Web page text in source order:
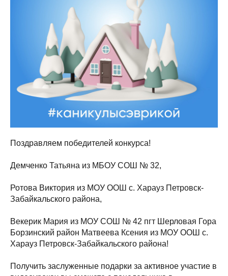
Поздравляем победителей конкурса!
Демченко Татьяна из МБОУ СОШ № 32,
Ротова Виктория из МОУ ООШ с. Харауз Петровск-
Забайкальского района,
Векерик Мария из МОУ СОШ № 42 пгт Шерловая Гора
Борзинский район Матвеева Ксения из МОУ ООШ с.
Харауз Петровск-Забайкальского района!
Получить заслуженные подарки за активное участие в